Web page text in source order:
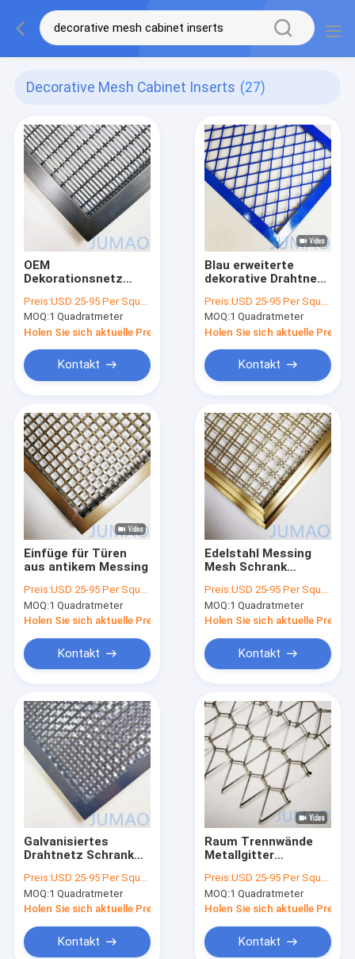
Decorative Mesh Cabinet Inserts (27)
OEM
Dekorationsnetz
Gitter SS304 SS316
Preis:USD 25-95 Per Square Meter
MOQ:1 Quadratmeter
Holen Sie sich aktuelle Preis
Kontakt
Blau erweiterte
dekorative Drahtnetz
Freien
Preis:USD 25-95 Per Square Meter
MOQ:1 Quadratmeter
Holen Sie sich aktuelle Preis
Kontakt
Einfüge für Türen
aus antikem Messing
Preis:USD 25-95 Per Square Meter
MOQ:1 Quadratmeter
Holen Sie sich aktuelle Preis
Kontakt
Edelstahl Messing
Mesh Schrank
Für Schränke
Preis:USD 25-95 Per Square Meter
MOQ:1 Quadratmeter
Holen Sie sich aktuelle Preis
Kontakt
Galvanisiertes
Drahtnetz Schrank
Einsätze für
Schranktüren
Preis:USD 25-95 Per Square Meter
MOQ:1 Quadratmeter
Holen Sie sich aktuelle Preis
Kontakt
Raum Trennwände
Metallgitter
Dekorationsschrank
Einsätze 1,2 mm
Preis:USD 25-95 Per Square Meter
MOQ:1 Quadratmeter
Holen Sie sich aktuelle Preis
Kontakt